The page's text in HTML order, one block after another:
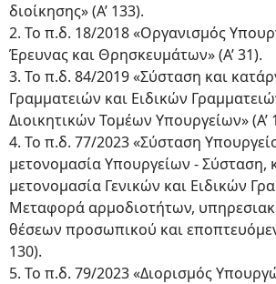
διοίκησης» (Α’ 133).
2. Το π.δ. 18/2018 «Οργανισμός
Έρευνας και Θρησκευμάτων» (Α’ 31).
3. Το π.δ. 84/2019 «Σύσταση και
Γραμματειών και Ειδικών
Διοικητικών Τομέων Υπουργείων» (Α’
4. Το π.δ. 77/2023 «Σύσταση
μετονομασία Υπουργείων - Σύσταση,
μετονομασία Γενικών και Ειδικών
Μεταφορά αρμοδιοτήτων,
θέσεων προσωπικού και
130).
5. Το π.δ. 79/2023 «Διορισμός